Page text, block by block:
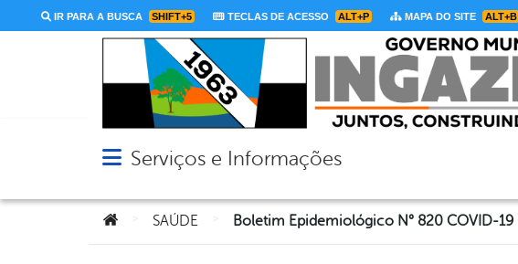
IR PARA A BUSCA SHIFT+5 TECLAS DE ACESSO ALT+P MAPA DO SITE ALT+B
Abrir menu principal de navegação
Serviços e Informações
Você está aqui:
SAÚDE Boletim Epidemiológico N° 820 COVID-19